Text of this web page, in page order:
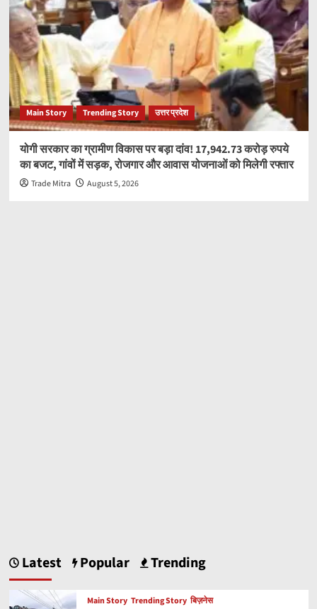
Main Story Trending Story उत्तर प्रदेश
योगी सरकार का ग्रामीण विकास पर बड़ा दांव! 17,942.73 करोड़ रुपये
का बजट, गांवों में सड़क, रोजगार और आवास योजनाओं को मिलेगी रफ्तार
Trade Mitra August 5, 2026
Latest Popular Trending
Main Story Trending Story बिज़नेस